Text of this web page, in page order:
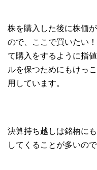
株を購入した後に株価
ので、ここで買いたい
て購入をするように指
ルを保つためにもけっ
用しています。
決算持ち越しは銘柄に
してくることが多いの